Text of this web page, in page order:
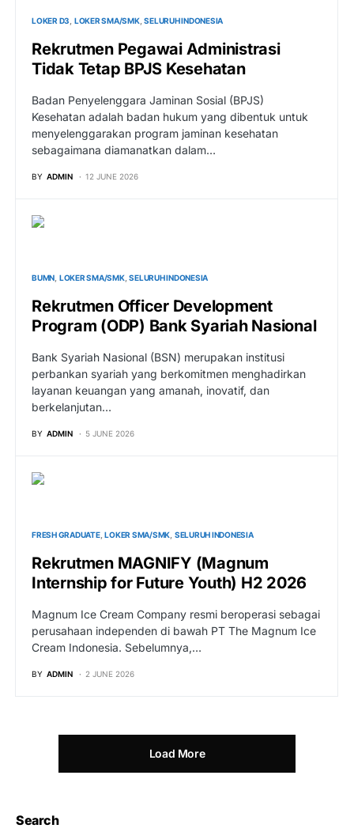
LOKER D3 LOKER SMA/SMK SELURUH INDONESIA
Rekrutmen Pegawai Administrasi
Tidak Tetap BPJS Kesehatan
Badan Penyelenggara Jaminan Sosial (BPJS)
Kesehatan adalah badan hukum yang dibentuk untuk
menyelenggarakan program jaminan kesehatan
sebagaimana diamanatkan dalam…
BY ADMIN 12 JUNE 2026
BUMN LOKER SMA/SMK SELURUH INDONESIA
Rekrutmen Officer Development
Program (ODP) Bank Syariah Nasional
Bank Syariah Nasional (BSN) merupakan institusi
perbankan syariah yang berkomitmen menghadirkan
layanan keuangan yang amanah, inovatif, dan
berkelanjutan…
BY ADMIN 5 JUNE 2026
FRESH GRADUATE LOKER SMA/SMK SELURUH INDONESIA
Rekrutmen MAGNIFY (Magnum
Internship for Future Youth) H2 2026
Magnum Ice Cream Company resmi beroperasi sebagai
perusahaan independen di bawah PT The Magnum Ice
Cream Indonesia. Sebelumnya,…
BY ADMIN 2 JUNE 2026
Load More
Search